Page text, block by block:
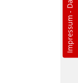
Impressum
-